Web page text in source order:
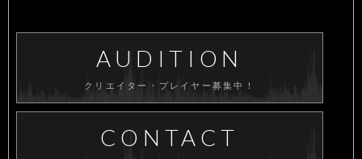
AUDITION
クリエイター・プレイヤー募集中！
CONTACT